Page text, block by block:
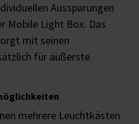
Aussparungen
Mobile Light Box. Das
mit seinen
für äußerste
mehrere Leuchtkästen